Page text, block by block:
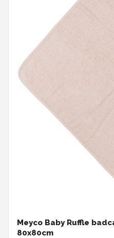
Meyco Baby Ruffle
80x80cm